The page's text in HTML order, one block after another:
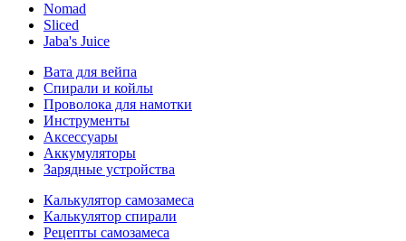
Nomad
Sliced
Jaba's Juice
Вата для вейпа
Спирали и койлы
Проволока для намотки
Инструменты
Аксесcуары
Аккумуляторы
Зарядные устройства
Калькулятор самозамеса
Калькулятор спирали
Рецепты самозамеса